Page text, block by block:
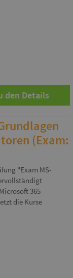
den Details
(Exam:
"Exam MS-
365
die Kurse